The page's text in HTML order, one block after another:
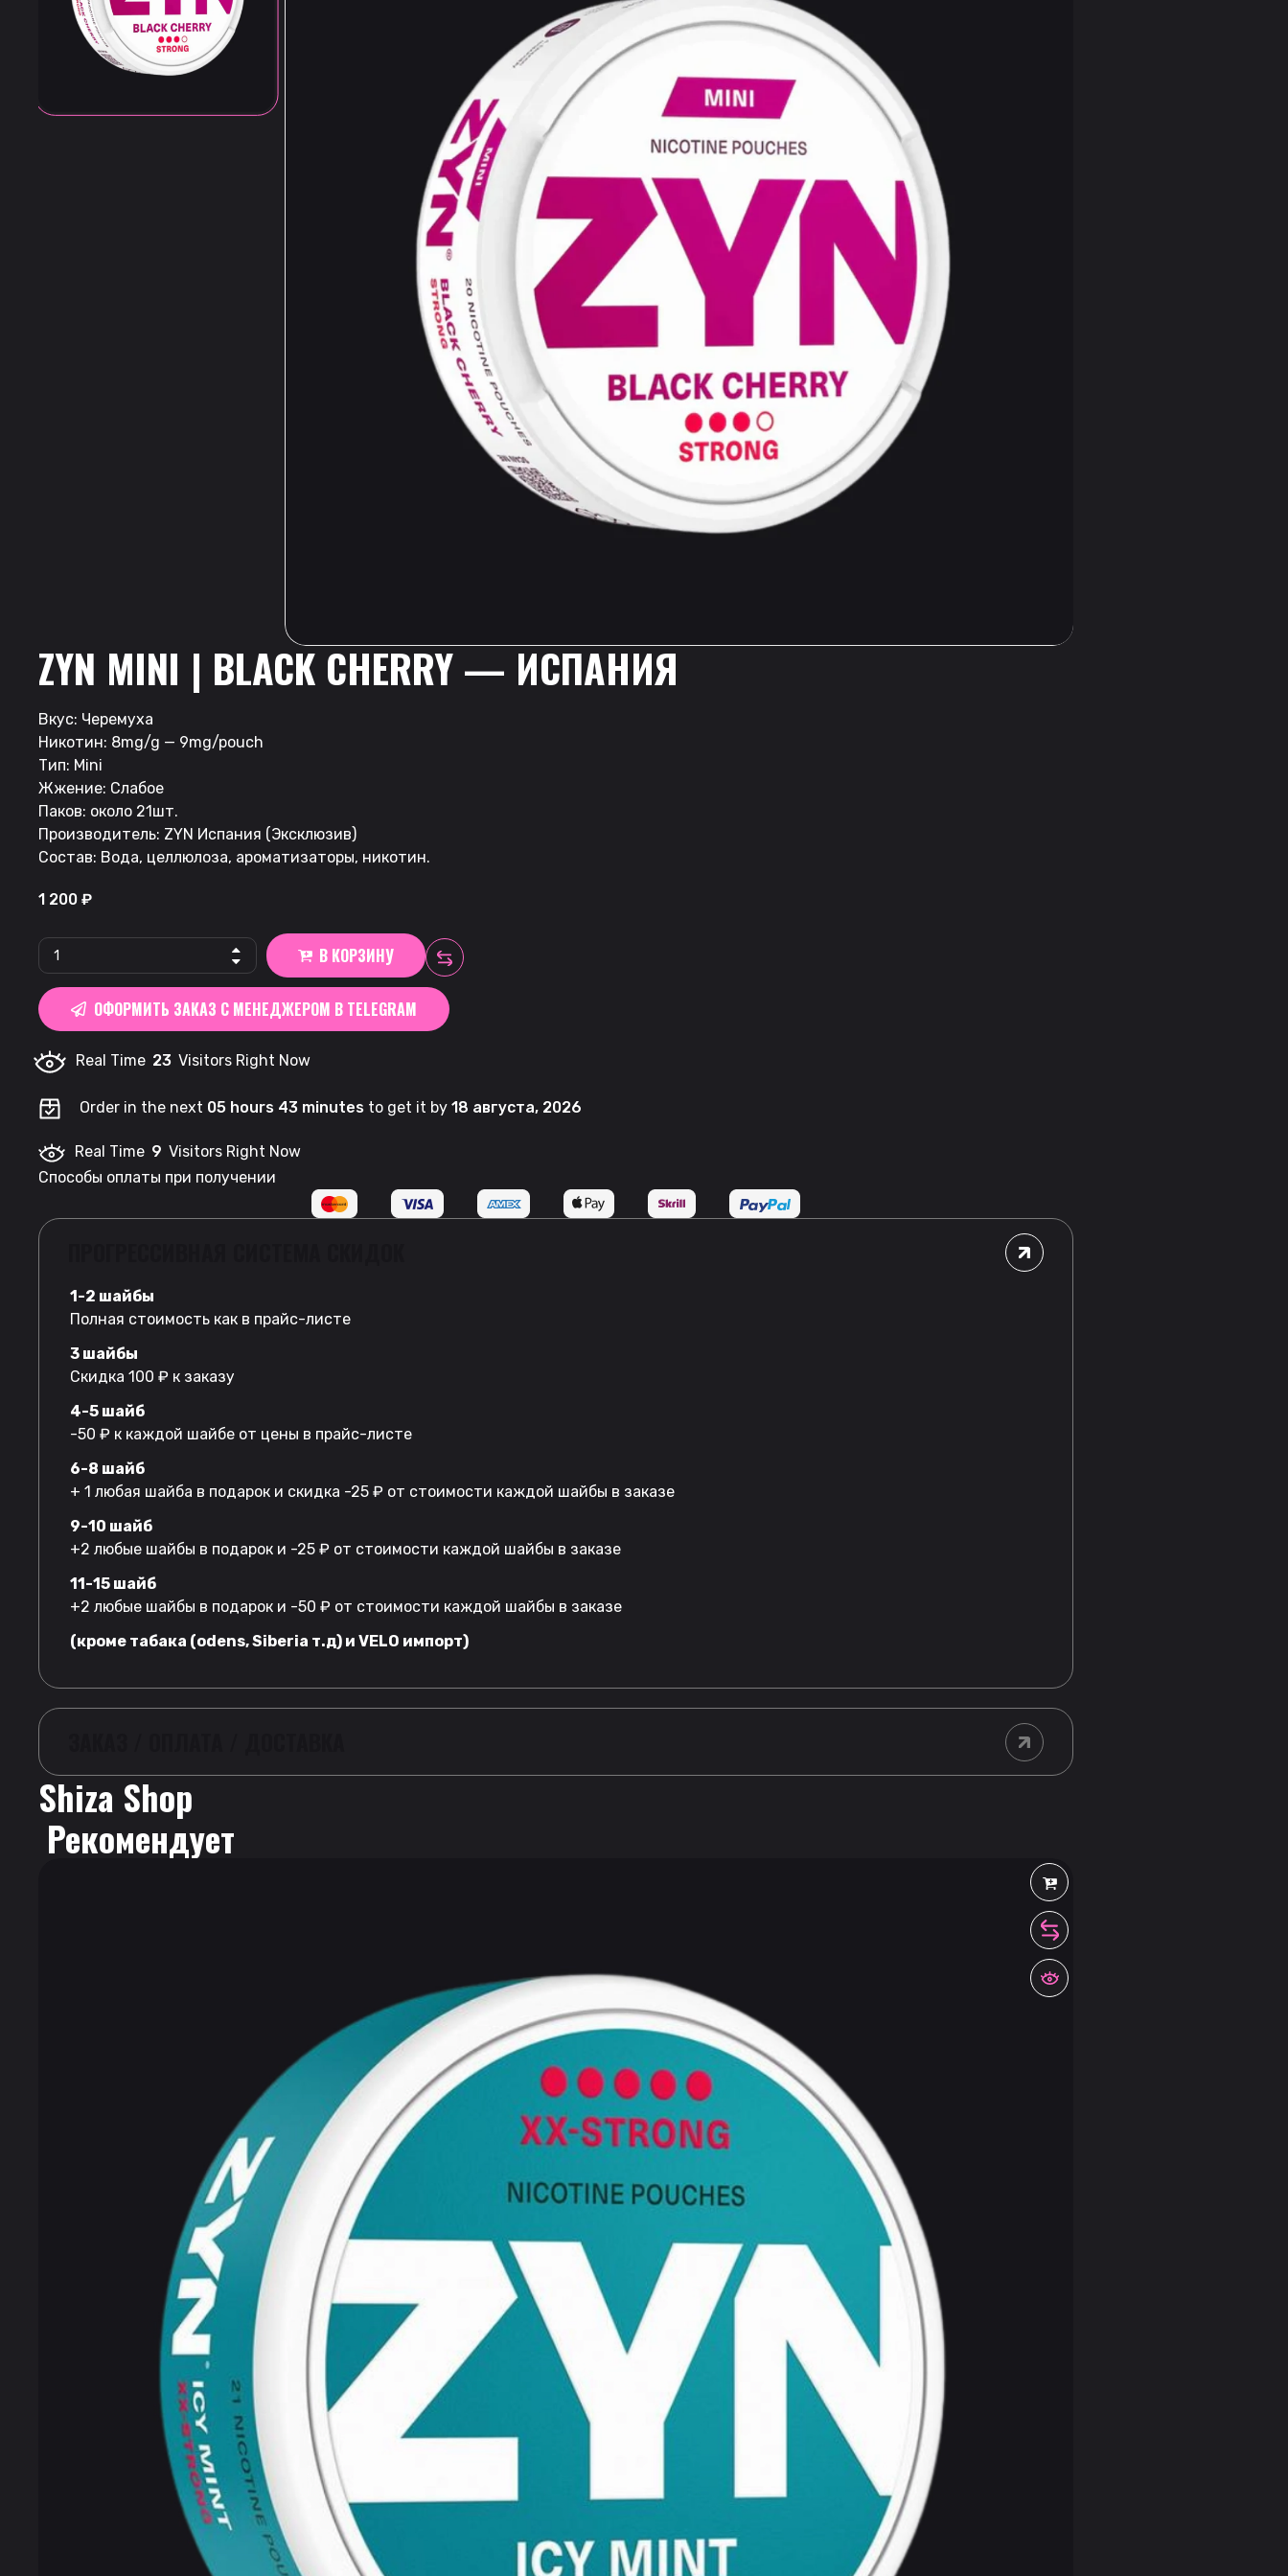
ZYN MINI | BLACK CHERRY — ИСПАНИЯ
Вкус: Черемуха
Никотин: 8mg/g — 9mg/pouch
Тип: Mini
Жжение: Слабое
Паков: около 21шт.
Производитель: ZYN Испания (Эксклюзив)
Состав: Вода, целлюлоза, ароматизаторы, никотин.
1 200 ₽
ZYN
MINI
Black
-
quantity
В КОРЗИНУ
ОФОРМИТЬ ЗАКАЗ С МЕНЕДЖЕРОМ В TELEGRAM
Real Time 23 Visitors Right Now
Order in the next 05 hours 43 minutes to get it by 18 августа, 2026
Real Time 9 Visitors Right Now
Способы оплаты при получении
1-2 шайбы
Полная стоимость как в прайс-листе
3 шайбы
Скидка 100 ₽ к заказу
4-5 шайб
-50 ₽ к каждой шайбе от цены в прайс-листе
6-8 шайб
+ 1 любая шайба в подарок и скидка -25 ₽ от стоимости каждой шайбы в заказе
9-10 шайб
+2 любые шайбы в подарок и -25 ₽ от стоимости каждой шайбы в заказе
11-15 шайб
+2 любые шайбы в подарок и -50 ₽ от стоимости каждой шайбы в заказе
(кроме табака (odens, Siberia т.д) и VELO импорт)
Shiza Shop
Рекомендует